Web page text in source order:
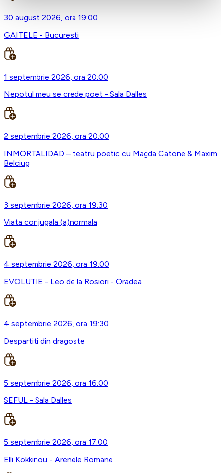
30 august 2026, ora 19:00
GAITELE - Bucuresti
1 septembrie 2026, ora 20:00
Nepotul meu se crede poet - Sala Dalles
2 septembrie 2026, ora 20:00
INMORTALIDAD – teatru poetic cu Magda Catone & Maxim
Belciug
3 septembrie 2026, ora 19:30
Viata conjugala (a)normala
4 septembrie 2026, ora 19:00
EVOLUTIE - Leo de la Rosiori - Oradea
4 septembrie 2026, ora 19:30
Despartiti din dragoste
5 septembrie 2026, ora 16:00
SEFUL - Sala Dalles
5 septembrie 2026, ora 17:00
Elli Kokkinou - Arenele Romane